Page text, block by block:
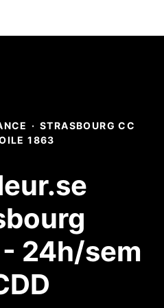
· STRASBOURG CC
1863
24h/sem